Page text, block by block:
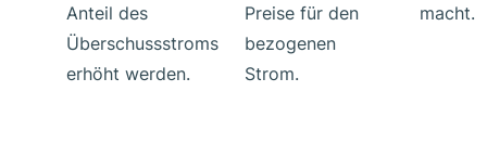
Anteil des
Überschussstroms
erhöht werden.
Preise für den
bezogenen
Strom.
macht.